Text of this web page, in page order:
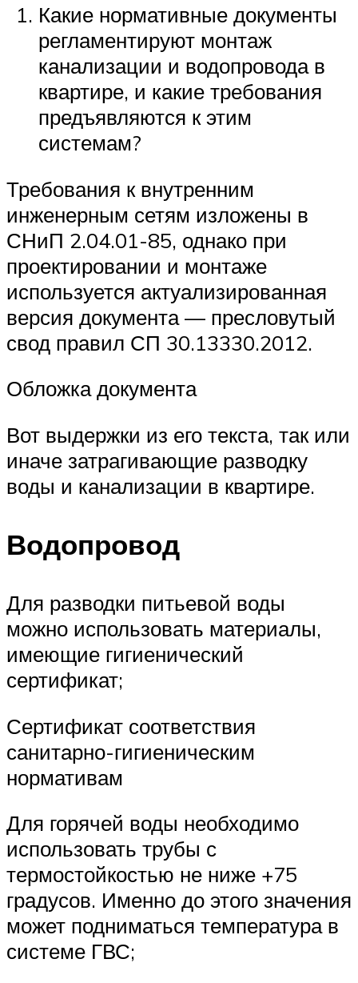
Какие нормативные документы
регламентируют монтаж
канализации и водопровода в
квартире, и какие требования
предъявляются к этим
системам?
Требования к внутренним
инженерным сетям изложены в
СНиП 2.04.01-85, однако при
проектировании и монтаже
используется актуализированная
версия документа — пресловутый
свод правил СП 30.13330.2012.
Обложка документа
Вот выдержки из его текста, так или
иначе затрагивающие разводку
воды и канализации в квартире.
Водопровод
Для разводки питьевой воды
можно использовать материалы,
имеющие гигиенический
сертификат;
Сертификат соответствия
санитарно-гигиеническим
нормативам
Для горячей воды необходимо
использовать трубы с
термостойкостью не ниже +75
градусов. Именно до этого значения
может подниматься температура в
системе ГВС;